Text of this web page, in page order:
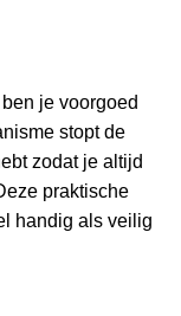
je voorgoed
stopt de
zodat je altijd
praktische
handig als veilig